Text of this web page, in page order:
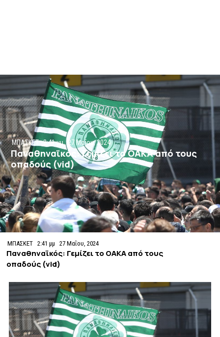
ΜΠΑΣΚΕΤ 2:41 μμ 27 Μαΐου, 2024
Παναθηναϊκός: Γεμίζει το ΟΑΚΑ από τους
οπαδούς (vid)
ΜΠΑΣΚΕΤ 2:41 μμ 27 Μαΐου, 2024
Παναθηναϊκός: Γεμίζει το ΟΑΚΑ από τους
οπαδούς (vid)